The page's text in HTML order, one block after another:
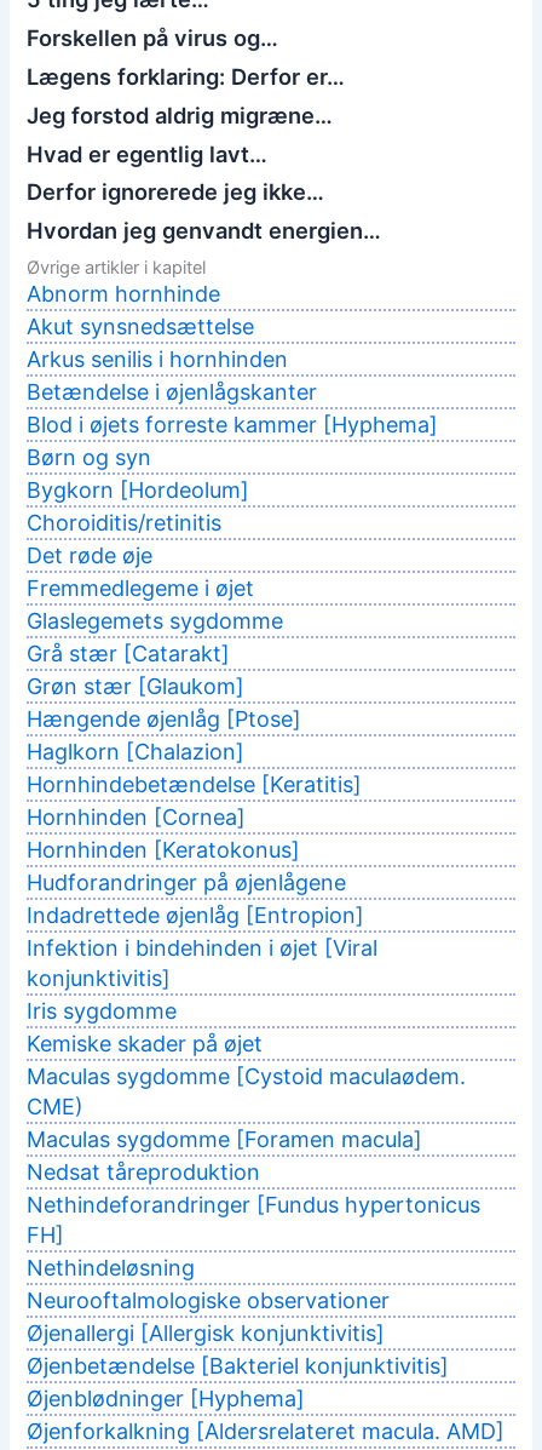
Forskellen på virus og…
Lægens forklaring: Derfor er…
Jeg forstod aldrig migræne…
Hvad er egentlig lavt…
Derfor ignorerede jeg ikke…
Hvordan jeg genvandt energien…
Øvrige artikler i kapitel
Abnorm hornhinde
Akut synsnedsættelse
Arkus senilis i hornhinden
Betændelse i øjenlågskanter
Blod i øjets forreste kammer [Hyphema]
Børn og syn
Bygkorn [Hordeolum]
Choroiditis/retinitis
Det røde øje
Fremmedlegeme i øjet
Glaslegemets sygdomme
Grå stær [Catarakt]
Grøn stær [Glaukom]
Hængende øjenlåg [Ptose]
Haglkorn [Chalazion]
Hornhindebetændelse [Keratitis]
Hornhinden [Cornea]
Hornhinden [Keratokonus]
Hudforandringer på øjenlågene
Indadrettede øjenlåg [Entropion]
Infektion i bindehinden i øjet [Viral
konjunktivitis]
Iris sygdomme
Kemiske skader på øjet
Maculas sygdomme [Cystoid maculaødem.
CME)
Maculas sygdomme [Foramen macula]
Nedsat tåreproduktion
Nethindeforandringer [Fundus hypertonicus
FH]
Nethindeløsning
Neurooftalmologiske observationer
Øjenallergi [Allergisk konjunktivitis]
Øjenbetændelse [Bakteriel konjunktivitis]
Øjenblødninger [Hyphema]
Øjenforkalkning [Aldersrelateret macula. AMD]